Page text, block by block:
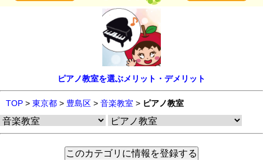
ピアノ教室を選ぶメリット・デメリット
TOP > 東京都 > 豊島区 > 音楽教室 > ピアノ教室